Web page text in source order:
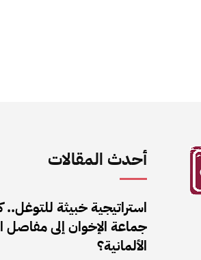
أحدث المقالات
استراتيجية خبيثة
جماعة الإخوان إلى مفاصل
الألمانية؟